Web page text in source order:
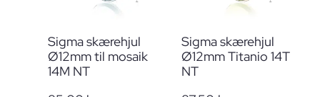
Sigma skærehjul
Ø12mm til mosaik
14M NT
Sigma skærehjul
Ø12mm Titanio 14T
NT